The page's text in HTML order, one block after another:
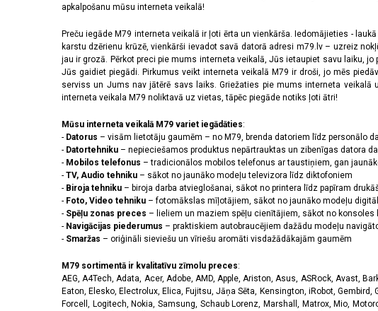
Edge 20 (1)
Edge 30 Fusion (1)
Edge 30 Neo (1)
Edge 40 (2)
Edge 40 Neo (3)
Edge 530 (1)
Epix 2 (1)
ET40, ET45 8'' (1)
Fenix 6x Pro (1)
Fenix 7 Pro Solar (1)
Forerunner 245 (1)
Forerunner 255s Music
Forerunner 45S (1)
Galaxy A03 (1)
Galaxy A12 (1)
Galaxy A13 5G
(2)
Galaxy A14 4G / A14 5G (1)
apkalpošanu mūsu interneta veikalā!
Preču iegāde M79 interneta veikalā ir ļoti ērta un vienkārša. Iedomājieties -
karstu dzērienu krūzē, vienkārši ievadot savā datorā adresi m79.lv – uzreiz
jau ir grozā. Pērkot preci pie mums interneta veikalā, Jūs ietaupiet savu laiku,
Jūs gaidiet piegādi. Pirkumus veikt interneta veikalā M79 ir droši, jo mēs
serviss un Jums nav jātērē savs laiks. Griežaties pie mums interneta
interneta veikala M79 noliktavā uz vietas, tāpēc piegāde notiks ļoti ātri!
Mūsu interneta veikalā M79 variet iegādāties:
- Datorus – visām lietotāju gaumēm – no M79, brenda datoriem līdz personālo
- Datortehniku – nepieciešamos produktus nepārtrauktas un zibenīgas datora
- Mobilos telefonus – tradicionālos mobilos telefonus ar taustiņiem, gan
- TV, Audio tehniku – sākot no jaunāko modeļu televizora līdz diktofoniem
- Biroja tehniku – biroja darba atvieglošanai, sākot no printera līdz papīram
- Foto, Video tehniku – fotomākslas mīļotājiem, sākot no jaunāko modeļu
- Spēļu zonas preces – lieliem un maziem spēļu cienītājiem, sākot no konsoles
- Navigācijas piederumus – praktiskiem autobraucējiem dažādu modeļu
- Smaržas – oriģināli sieviešu un vīriešu aromāti visdažādākajām gaumēm
M79 sortimentā ir kvalitatīvu zīmolu preces:
AEG, A4Tech, Adata, Acer, Adobe, AMD, Apple, Ariston, Asus, ASRock, Avast,
Eaton, Elesko, Electrolux, Elica, Fujitsu, Jāņa Sēta, Kensington, iRobot, Gembird,
Forcell, Logitech, Nokia, Samsung, Schaub Lorenz, Marshall, Matrox, Mio,